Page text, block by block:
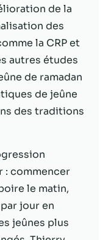
de la
des
la CRP et
autres études
de ramadan
de jeûne
des traditions
: commencer
le matin,
jour en
jeûnes plus
cookies,
certaines
site Web.
partageant
notre
vous
les
chances de
du